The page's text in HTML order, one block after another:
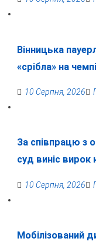
Вінницька
«срібла» на
10 Серпня, 2026
За співпрацю з
суд виніс вирок
10 Серпня, 2026
Мобілізований